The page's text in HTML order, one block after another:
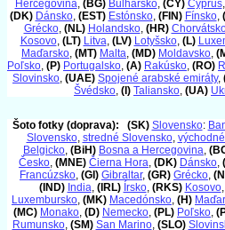
Hercegovina, (BG) Bulharsko, (CY) Cyprus,
(DK) Dánsko, (EST) Estónsko, (FIN) Fínsko,
Grécko, (NL) Holandsko, (HR)
Kosovo, (LT) Litva, (LV) Lotyšsko, (L)
Maďarsko, (MT) Malta, (MD) Moldavsko,
Poľsko, (P) Portugalsko, (A) Rakúsko, (RO)
Slovinsko, (UAE) Spojené arabské emiráty,
Švédsko, (I) Taliansko, (UA)
Šoto fotky (doprava): (SK) Slovensko:
Slovensko, stredné Slovensko,
Belgicko, (BiH) Bosna a Hercegovina,
Česko, (MNE) Čierna Hora, (DK) Dánsko,
Francúzsko, (GI) Gibraltar, (GR) Grécko,
(IND) India, (IRL) Írsko, (RKS) Kosovo,
Luxembursko, (MK) Macedónsko, (H)
(MC) Monako, (D) Nemecko, (PL) Poľsko,
Rumunsko, (SM) San Marino, (SLO)